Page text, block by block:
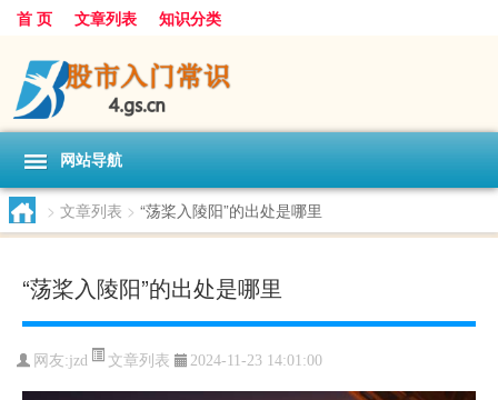
首 页 文章列表 知识分类
网站导航
> 文章列表 > “荡桨入陵阳”的出处是哪里
“荡桨入陵阳”的出处是哪里
网友:jzd 文章列表 2024-11-23 14:01:00